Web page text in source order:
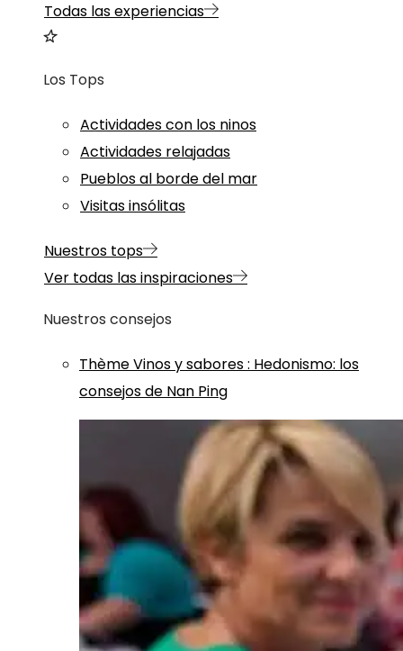
Todas las experiencias
Los Tops
Actividades con los ninos
Actividades relajadas
Pueblos al borde del mar
Visitas insólitas
Nuestros tops
Ver todas las inspiraciones
Nuestros consejos
ThèmeVinos y sabores: Hedonismo: los
consejos de Nan Ping